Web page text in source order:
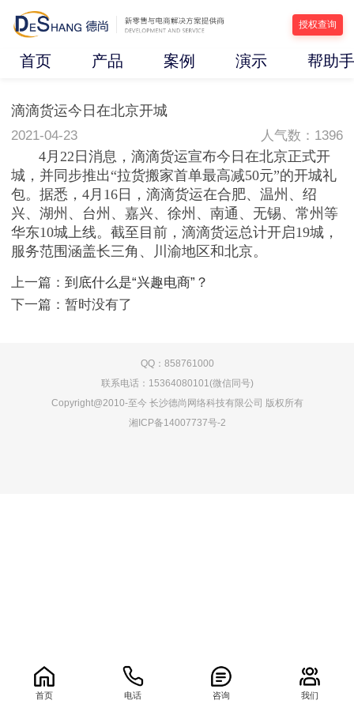
授权查询
首页 产品 案例 演示 帮助
滴滴货运今日在北京开城
2021-04-23 人气数：1396
4月22日消息，滴滴货运宣布今日在北京正式开
城，并同步推出“拉货搬家首单最高减50元”的开城礼
包。据悉，4月16日，滴滴货运在合肥、温州、绍
兴、湖州、台州、嘉兴、徐州、南通、无锡、常州等
华东10城上线。截至目前，滴滴货运总计开启19城，
服务范围涵盖长三角、川渝地区和北京。
上一篇：到底什么是“兴趣电商”？
下一篇：暂时没有了
QQ：858761000
联系电话：15364080101(微信同号)
Copyright@2010-至今 长沙德尚网络科技有限公司 版权所有
湘ICP备14007737号-2
首页 电话 咨询 我们
0.068931s